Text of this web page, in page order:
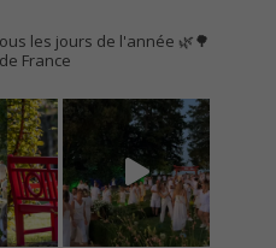
les jours de l'année 🌿🌳
France